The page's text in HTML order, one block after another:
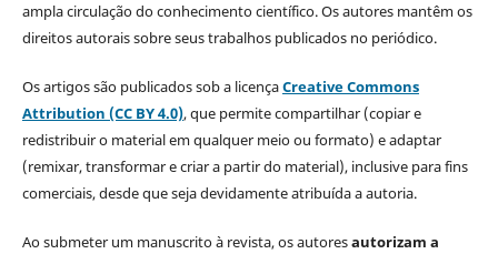
ampla circulação do conhecimento científico. Os autores mantêm os
direitos autorais sobre seus trabalhos publicados no periódico.
Os artigos são publicados sob a licençaCreative Commons
Attribution (CC BY 4.0), que permite compartilhar (copiar e
redistribuir o material em qualquer meio ou formato) e adaptar
(remixar, transformar e criar a partir do material), inclusive para fins
comerciais, desde que seja devidamente atribuída a autoria.
Ao submeter um manuscrito à revista, os autoresautorizam a